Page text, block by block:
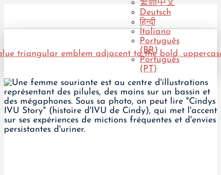
繁體中文
Deutsch
हिन्दी
Italiano
Português
(BR)
Português
(PT)